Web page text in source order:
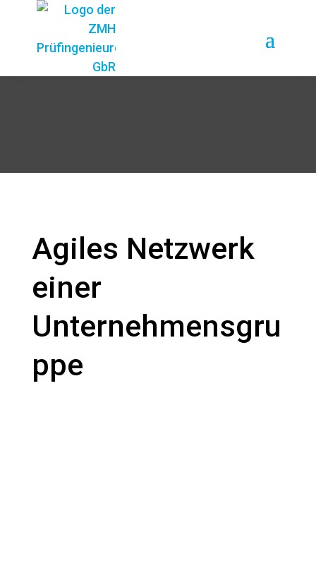
Agiles Netzwerk
einer
Unternehmensgru
ppe